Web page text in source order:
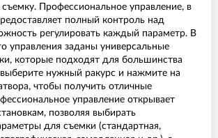
съемку. Профессиональное управление, в
полный контроль над
регулировать каждый параметр. В
управления заданы универсальные
которые подходят для большинства
нужный ракурс и нажмите на
чтобы получить отличные
управление открывает
позволяя выбирать
для съемки (стандартная,